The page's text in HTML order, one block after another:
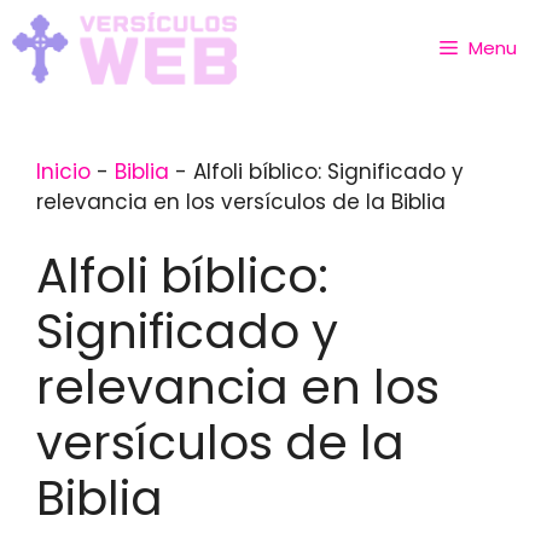
Skip
to
content
Menu
Inicio - Biblia - Alfoli bíblico: Significado y
relevancia en los versículos de la Biblia
Alfoli bíblico:
Significado y
relevancia en los
versículos de la
Biblia